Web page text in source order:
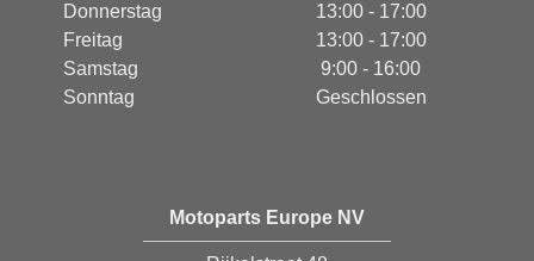
Donnerstag
13:00 - 17:00
Freitag
13:00 - 17:00
Samstag
9:00 - 16:00
Sonntag
Geschlossen
Motoparts Europe NV